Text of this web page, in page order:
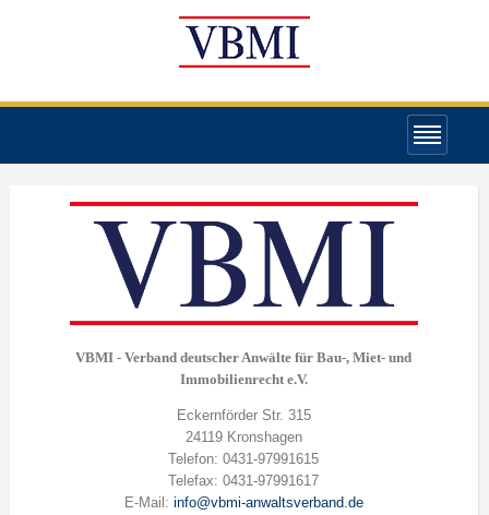
VBMI - Verband deutscher Anwälte für Bau-, Miet- und
Immobilienrecht e.V.
Eckernförder Str. 315
24119 Kronshagen
Telefon: 0431-97991615
Telefax: 0431-97991617
E-Mail: info@vbmi-anwaltsverband.de